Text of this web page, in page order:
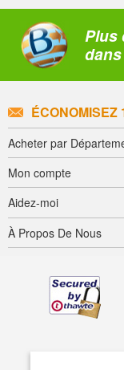
Plus
ÉCONOMISEZ
Acheter par
Mon compte
Aidez-moi
À Propos De Nous